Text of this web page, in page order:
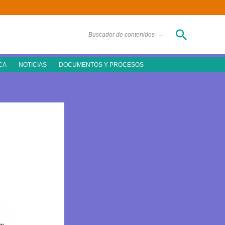
Buscador de contenidos → Buscar
NOTICIAS DOCUMENTOS Y PROCESOS